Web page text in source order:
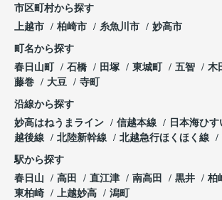
市区町村から探す
上越市
柏崎市 糸魚川市 妙高市
町名から探す
春日山町
石橋 田塚 東城町 五智 木
藤巻
大豆 寺町
沿線から探す
妙高はねうまライン
信越本線
日本海ひ
越後線
北陸新幹線 北越急行ほくほく線
駅から探す
春日山
高田 直江津 南高田 黒井 柏
東柏崎
上越妙高 潟町